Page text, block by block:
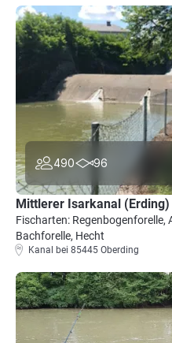
490 96
Mittlerer Isarkanal (Erding)
Fischarten: Regenbogenforelle,
Bachforelle, Hecht
Kanal bei 85445 Oberding